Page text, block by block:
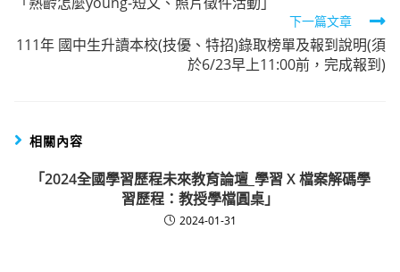
more
articles
下一篇文章
111年 國中生升讀本校(技優、特招)錄取榜單及報到說明(須
於6/23早上11:00前，完成報到)
相關內容
「2024全國學習歷程未來教育論壇_學習 X 檔案解碼學
習歷程：教授學檔圓桌」
2024-01-31